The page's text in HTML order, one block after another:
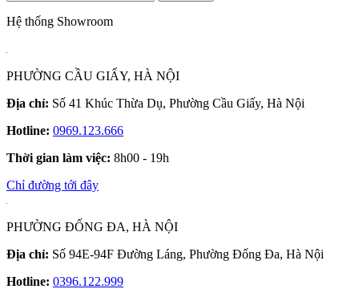
Hệ thống Showroom
PHƯỜNG CẦU GIẤY, HÀ NỘI
Địa chỉ: Số 41 Khúc Thừa Dụ, Phường Cầu Giấy, Hà Nội
Hotline: 0969.123.666
Thời gian làm việc: 8h00 - 19h
Chỉ đường tới đây
PHƯỜNG ĐỐNG ĐA, HÀ NỘI
Địa chỉ: Số 94E-94F Đường Láng, Phường Đống Đa, Hà Nội
Hotline: 0396.122.999